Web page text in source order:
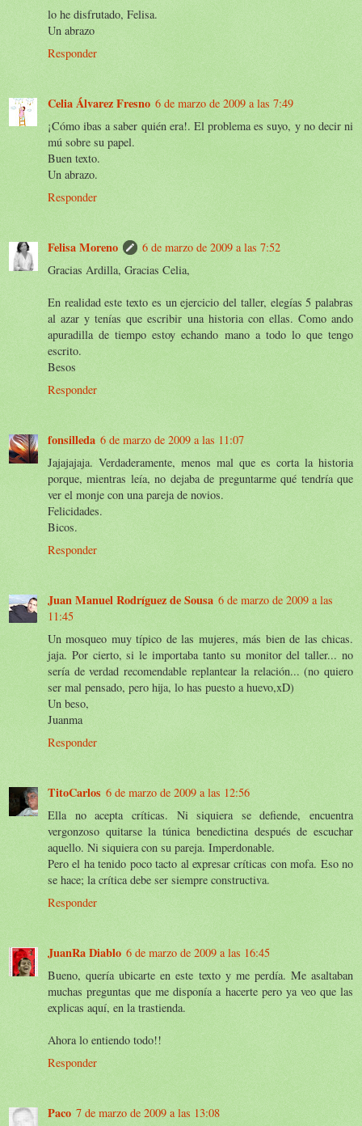
lo he disfrutado, Felisa.
Un abrazo
Responder
Celia Álvarez Fresno 6 de marzo de 2009 a las 7:49
¡Cómo ibas a saber quién era!. El problema es suyo, y no decir ni
mú sobre su papel.
Buen texto.
Un abrazo.
Responder
Felisa Moreno
6 de marzo de 2009 a las 7:52
Gracias Ardilla, Gracias Celia,
En realidad este texto es un ejercicio del taller, elegías 5 palabras
al azar y tenías que escribir una historia con ellas. Como ando
apuradilla de tiempo estoy echando mano a todo lo que tengo
escrito.
Besos
Responder
fonsilleda 6 de marzo de 2009 a las 11:07
Jajajajaja. Verdaderamente, menos mal que es corta la historia
porque, mientras leía, no dejaba de preguntarme qué tendría que
ver el monje con una pareja de novios.
Felicidades.
Bicos.
Responder
Juan Manuel Rodríguez de Sousa 6 de marzo de 2009 a las
11:45
Un mosqueo muy típico de las mujeres, más bien de las chicas.
jaja. Por cierto, si le importaba tanto su monitor del taller... no
sería de verdad recomendable replantear la relación... (no quiero
ser mal pensado, pero hija, lo has puesto a huevo,xD)
Un beso,
Juanma
Responder
TitoCarlos 6 de marzo de 2009 a las 12:56
Ella no acepta críticas. Ni siquiera se defiende, encuentra
vergonzoso quitarse la túnica benedictina después de escuchar
aquello. Ni siquiera con su pareja. Imperdonable.
Pero el ha tenido poco tacto al expresar críticas con mofa. Eso no
se hace; la crítica debe ser siempre constructiva.
Responder
JuanRa Diablo 6 de marzo de 2009 a las 16:45
Bueno, quería ubicarte en este texto y me perdía. Me asaltaban
muchas preguntas que me disponía a hacerte pero ya veo que las
explicas aquí, en la trastienda.
Ahora lo entiendo todo!!
Responder
Paco 7 de marzo de 2009 a las 13:08